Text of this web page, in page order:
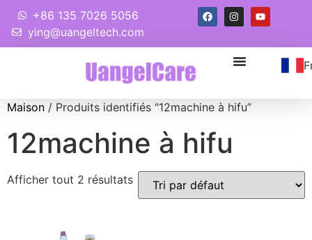
+86 135 7026 5056
ying@uangeltech.com
Maison / Produits identifiés "12machine à hifu”
12machine à hifu
Afficher tout 2 résultats